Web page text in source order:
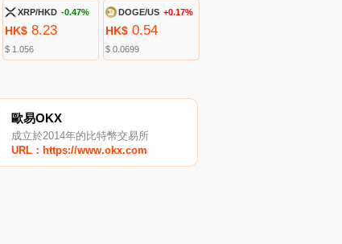
XRP/HKD -0.47%
HK$ 8.23
$ 1.056
DOGE/US +0.17%
HK$ 0.54
$ 0.0699
歐易OKX
成立於2014年的比特幣交易所
URL：https://www.okx.com